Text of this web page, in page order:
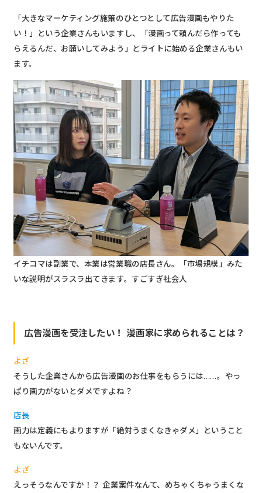
「大きなマーケティング施策のひとつとして広告漫画もやりた
い！」という企業さんもいますし、「漫画って頼んだら作っても
らえるんだ、お願いしてみよう」とライトに始める企業さんもい
ます。
イチコマは副業で、本業は営業職の店長さん。「市場規模」みた
いな説明がスラスラ出てきます。すごすぎ社会人
広告漫画を受注したい！ 漫画家に求められることは？
よざ
そうした企業さんから広告漫画のお仕事をもらうには……。やっ
ぱり画力がないとダメですよね？
店長
画力は定義にもよりますが「絶対うまくなきゃダメ」ということ
もないんです。
よざ
えっそうなんですか！？ 企業案件なんて、めちゃくちゃうまくな